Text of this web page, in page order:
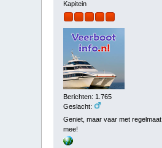
Kapitein
Berichten: 1.765
Geslacht:
Geniet, maar vaar met regelmaat
mee!